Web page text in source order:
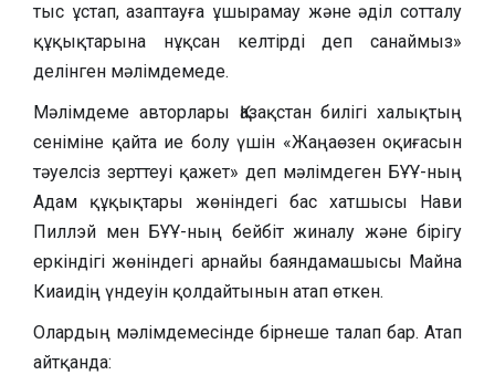
тыс ұстап, азаптауға ұшырамау және әділ сотталу
құқықтарына нұқсан келтірді деп санаймыз»
делінген мәлімдемеде.
Мәлімдеме авторлары Қазақстан билігі халықтың
сеніміне қайта ие болу үшін «Жаңаөзен оқиғасын
тәуелсіз зерттеуі қажет» деп мәлімдеген БҰҰ-ның
Адам құқықтары жөніндегі бас хатшысы Нави
Пиллэй мен БҰҰ-ның бейбіт жиналу және бірігу
еркіндігі жөніндегі арнайы баяндамашысы Майна
Киаидің үндеуін қолдайтынын атап өткен.
Олардың мәлімдемесінде бірнеше талап бар. Атап
айтқанда: